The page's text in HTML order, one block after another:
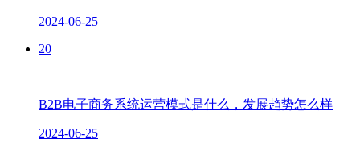
2024-06-25
20
B2B电子商务系统运营模式是什么，发展趋势怎么样
2024-06-25